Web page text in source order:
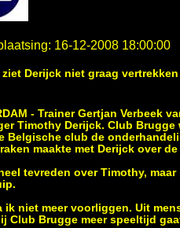
16-12-2008 18:00:00
ziet Derijck niet graag vertrekken
- Trainer Gertjan Verbeek
Timothy Derijck. Club
Belgische club de
maakte met Derijck over
tevreden over Timothy,
ik niet meer voorliggen. Uit
Club Brugge meer speeltijd